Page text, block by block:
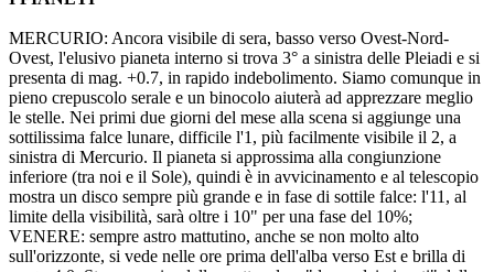
MERCURIO: Ancora visibile di sera, basso verso Ovest-Nord-
Ovest, l'elusivo pianeta interno si trova 3° a sinistra delle Pleiadi e si
presenta di mag. +0.7, in rapido indebolimento. Siamo comunque in
pieno crepuscolo serale e un binocolo aiuterà ad apprezzare meglio
le stelle. Nei primi due giorni del mese alla scena si aggiunge una
sottilissima falce lunare, difficile l'1, più facilmente visibile il 2, a
sinistra di Mercurio. Il pianeta si approssima alla congiunzione
inferiore (tra noi e il Sole), quindi è in avvicinamento e al telescopio
mostra un disco sempre più grande e in fase di sottile falce: l'11, al
limite della visibilità, sarà oltre i 10" per una fase del 10%;
VENERE: sempre astro mattutino, anche se non molto alto
sull'orizzonte, si vede nelle ore prima dell'alba verso Est e brilla di